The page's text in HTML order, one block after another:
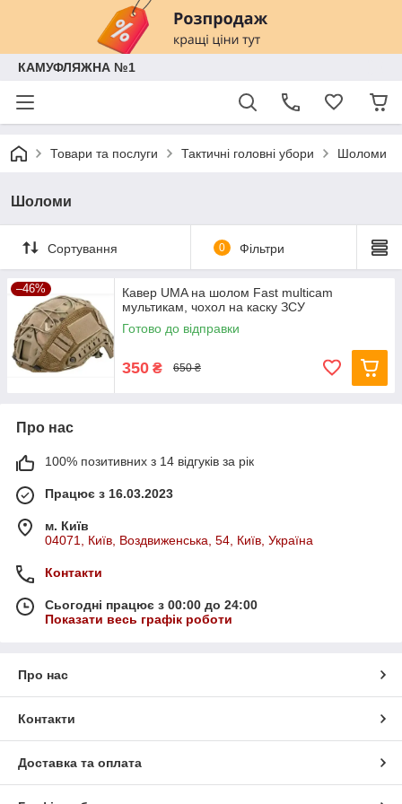
КАМУФЛЯЖНА №1
Товари та послуги Тактичні головні убори Шоломи
Шоломи
Сортування 0 Фільтри
–46%
Кавер UMA на шолом Fast multicam
мультикам, чохол на каску ЗСУ
Готово до відправки
350 ₴ 650 ₴
Про нас
100% позитивних з 14 відгуків за рік
Працює з 16.03.2023
м. Київ
04071, Київ, Воздвиженська, 54, Київ, Україна
Контакти
Сьогодні працює з 00:00 до 24:00
Показати весь графік роботи
Про нас
Контакти
Доставка та оплата